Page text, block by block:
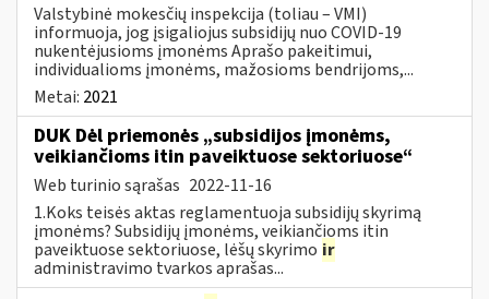
Valstybinė mokesčių inspekcija (toliau – VMI)
informuoja, jog įsigaliojus subsidijų nuo COVID-19
nukentėjusioms įmonėms Aprašo pakeitimui,
individualioms įmonėms, mažosioms bendrijoms,...
Metai: 2021
DUK Dėl priemonės „subsidijos įmonėms,
veikiančioms itin paveiktuose sektoriuose“
Web turinio sąrašas 2022-11-16
1.Koks teisės aktas reglamentuoja subsidijų skyrimą
įmonėms? Subsidijų įmonėms, veikiančioms itin
paveiktuose sektoriuose, lėšų skyrimo ir
administravimo tvarkos aprašas...